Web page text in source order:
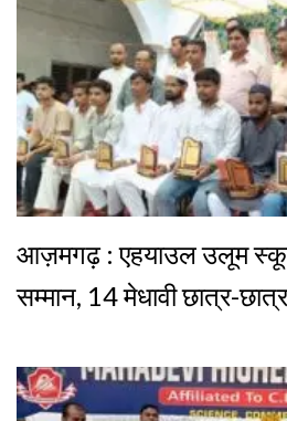
आज़मगढ़ : एहयाउल उलूम
सम्मान, 14 मेधावी छात्र-